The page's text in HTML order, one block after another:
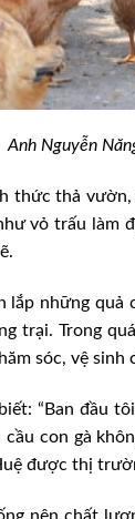
Anh Nguyễn
thức thả
vỏ trấu làm
lắp những quả
trại. Trong
sóc, vệ
“Ban đầu
cầu con gà
được thị
nên chất